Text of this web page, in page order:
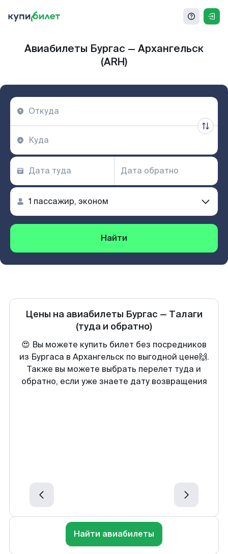
Авиабилеты Бургас — Архангельск
(ARH)
Найти
Цены на авиабилеты Бургас — Талаги
(туда и обратно)
😍 Вы можете купить билет без посредников
из Бургаса в Архангельск по выгодной цене🙌.
Также вы можете выбрать перелет туда и
обратно, если уже знаете дату возвращения
Найти авиабилеты